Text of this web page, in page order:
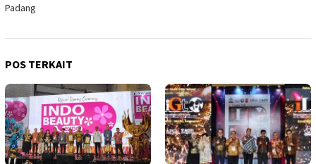
Padang
POS TERKAIT